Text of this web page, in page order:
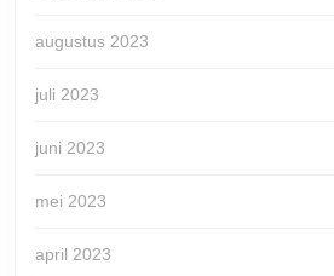
augustus 2023
juli 2023
juni 2023
mei 2023
april 2023